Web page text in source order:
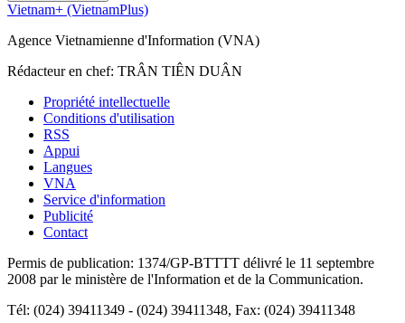
Vietnam+ (VietnamPlus)
Agence Vietnamienne d'Information (VNA)
Rédacteur en chef: TRÂN TIÊN DUÂN
Propriété intellectuelle
Conditions d'utilisation
RSS
Appui
Langues
VNA
Service d'information
Publicité
Contact
Permis de publication: 1374/GP-BTTTT délivré le 11 septembre
2008 par le ministère de l'Information et de la Communication.
Tél: (024) 39411349 - (024) 39411348, Fax: (024) 39411348